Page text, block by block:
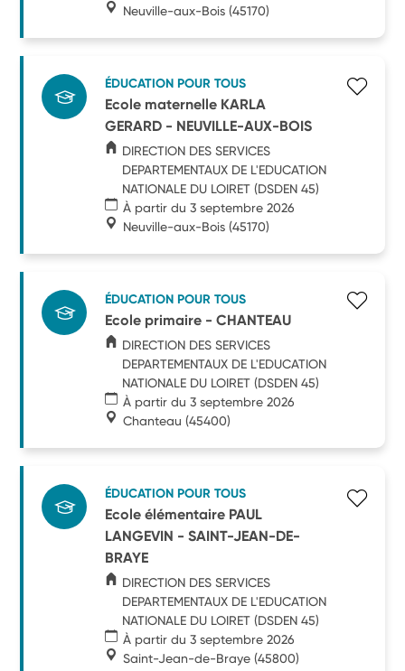
Neuville-aux-Bois (45170)
ÉDUCATION POUR TOUS
Ecole maternelle KARLA
GERARD - NEUVILLE-AUX-BOIS
DIRECTION DES SERVICES
DEPARTEMENTAUX DE L'EDUCATION
NATIONALE DU LOIRET (DSDEN 45)
À partir du 3 septembre 2026
Neuville-aux-Bois (45170)
ÉDUCATION POUR TOUS
Ecole primaire - CHANTEAU
DIRECTION DES SERVICES
DEPARTEMENTAUX DE L'EDUCATION
NATIONALE DU LOIRET (DSDEN 45)
À partir du 3 septembre 2026
Chanteau (45400)
ÉDUCATION POUR TOUS
Ecole élémentaire PAUL
LANGEVIN - SAINT-JEAN-DE-
BRAYE
DIRECTION DES SERVICES
DEPARTEMENTAUX DE L'EDUCATION
NATIONALE DU LOIRET (DSDEN 45)
À partir du 3 septembre 2026
Saint-Jean-de-Braye (45800)